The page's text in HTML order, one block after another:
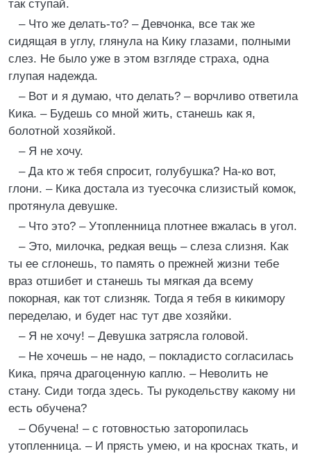
так ступай.
– Что же делать-то? – Девчонка, все так же
сидящая в углу, глянула на Кику глазами, полными
слез. Не было уже в этом взгляде страха, одна
глупая надежда.
– Вот и я думаю, что делать? – ворчливо ответила
Кика. – Будешь со мной жить, станешь как я,
болотной хозяйкой.
– Я не хочу.
– Да кто ж тебя спросит, голубушка? На-ко вот,
глони. – Кика достала из туесочка слизистый комок,
протянула девушке.
– Что это? – Утопленница плотнее вжалась в угол.
– Это, милочка, редкая вещь – слеза слизня. Как
ты ее сглонешь, то память о прежней жизни тебе
враз отшибет и станешь ты мягкая да всему
покорная, как тот слизняк. Тогда я тебя в кикимору
переделаю, и будет нас тут две хозяйки.
– Я не хочу! – Девушка затрясла головой.
– Не хочешь – не надо, – покладисто согласилась
Кика, пряча драгоценную каплю. – Неволить не
стану. Сиди тогда здесь. Ты рукодельству какому ни
есть обучена?
– Обучена! – с готовностью заторопилась
утопленница. – И прясть умею, и на кроснах ткать, и